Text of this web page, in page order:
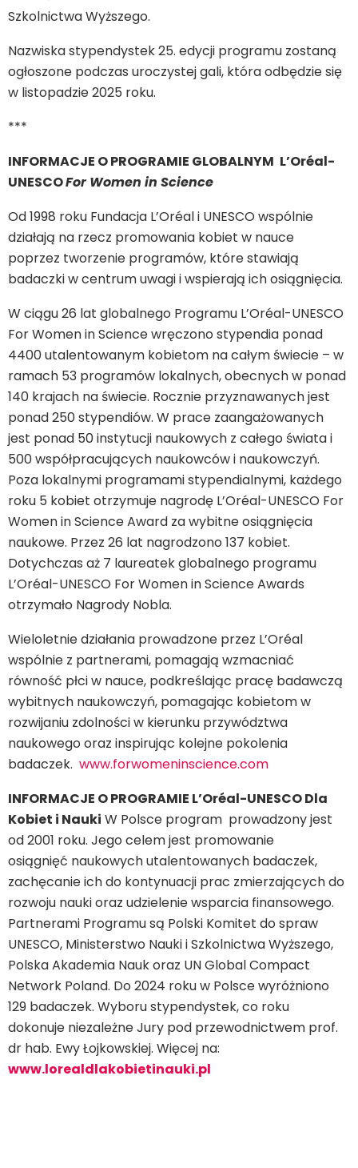
Szkolnictwa Wyższego.
Nazwiska stypendystek 25. edycji programu zostaną
ogłoszone podczas uroczystej gali, która odbędzie się
w listopadzie 2025 roku.
***
INFORMACJE O PROGRAMIE GLOBALNYM L’Oréal-
UNESCOFor Women in Science
Od 1998 roku Fundacja L’Oréal i UNESCO wspólnie
działają na rzecz promowania kobiet w nauce
poprzez tworzenie programów, które stawiają
badaczki w centrum uwagi i wspierają ich osiągnięcia.
W ciągu 26 lat globalnego Programu L’Oréal-UNESCO
For Women in Science wręczono stypendia ponad
4400 utalentowanym kobietom na całym świecie – w
ramach 53 programów lokalnych, obecnych w ponad
140 krajach na świecie. Rocznie przyznawanych jest
ponad 250 stypendiów. W prace zaangażowanych
jest ponad 50 instytucji naukowych z całego świata i
500 współpracujących naukowców i naukowczyń.
Poza lokalnymi programami stypendialnymi, każdego
roku 5 kobiet otrzymuje nagrodę L’Oréal-UNESCO For
Women in Science Award za wybitne osiągnięcia
naukowe. Przez 26 lat nagrodzono 137 kobiet.
Dotychczas aż 7 laureatek globalnego programu
L’Oréal-UNESCO For Women in Science Awards
otrzymało Nagrody Nobla.
Wieloletnie działania prowadzone przez L’Oréal
wspólnie z partnerami, pomagają wzmacniać
równość płci w nauce, podkreślając pracę badawczą
wybitnych naukowczyń, pomagając kobietom w
rozwijaniu zdolności w kierunku przywództwa
naukowego oraz inspirując kolejne pokolenia
badaczek. www.forwomeninscience.com
INFORMACJE O PROGRAMIE L’Oréal-UNESCO Dla
Kobiet i Nauki W Polsce program prowadzony jest
od 2001 roku. Jego celem jest promowanie
osiągnięć naukowych utalentowanych badaczek,
zachęcanie ich do kontynuacji prac zmierzających do
rozwoju nauki oraz udzielenie wsparcia finansowego.
Partnerami Programu są Polski Komitet do spraw
UNESCO, Ministerstwo Nauki i Szkolnictwa Wyższego,
Polska Akademia Nauk oraz UN Global Compact
Network Poland. Do 2024 roku w Polsce wyróżniono
129 badaczek. Wyboru stypendystek, co roku
dokonuje niezależne Jury pod przewodnictwem prof.
dr hab. Ewy Łojkowskiej. Więcej na:
www.lorealdlakobietinauki.pl